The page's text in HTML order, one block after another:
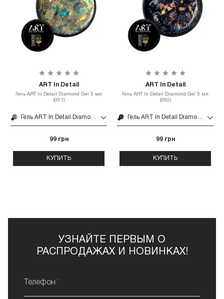
ART In Detail
Гель ART In Detail Diamond Gel 5 мл
(001)
Гель ART In Detail Diamond Gel 5 мл (001)
99 грн
КУПИТЬ
ART In Detail
Гель ART In Detail Diamond Gel 5 мл
(002)
Гель ART In Detail Diamond Gel 5 мл (002)
99 грн
КУПИТЬ
УЗНАЙТЕ ПЕРВЫМ О
РАСПРОДАЖАХ И НОВИНКАХ!
Телефон